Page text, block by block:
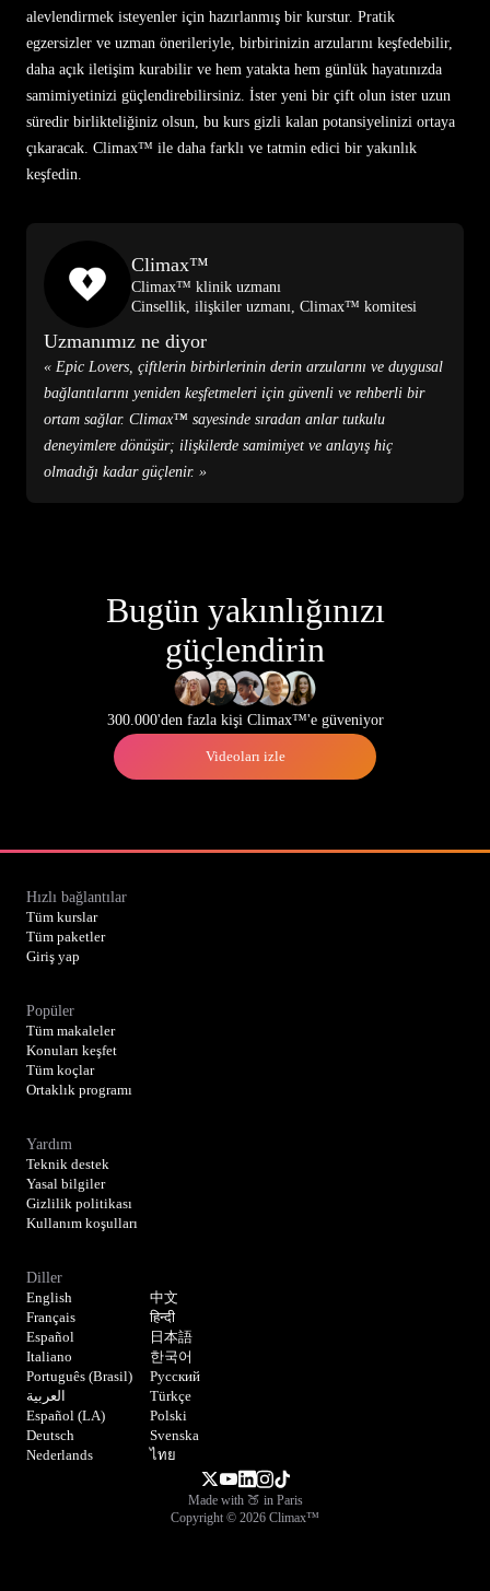
alevlendirmek isteyenler için hazırlanmış bir kurstur. Pratik
egzersizler ve uzman önerileriyle, birbirinizin arzularını keşfedebilir,
daha açık iletişim kurabilir ve hem yatakta hem günlük hayatınızda
samimiyetinizi güçlendirebilirsiniz. İster yeni bir çift olun ister uzun
süredir birlikteliğiniz olsun, bu kurs gizli kalan potansiyelinizi ortaya
çıkaracak. Climax™ ile daha farklı ve tatmin edici bir yakınlık
keşfedin.
Climax™
Climax™ klinik uzmanı
Cinsellik, ilişkiler uzmanı, Climax™ komitesi
Uzmanımız ne diyor
« Epic Lovers, çiftlerin birbirlerinin derin arzularını ve duygusal
bağlantılarını yeniden keşfetmeleri için güvenli ve rehberli bir
ortam sağlar. Climax™ sayesinde sıradan anlar tutkulu
deneyimlere dönüşür; ilişkilerde samimiyet ve anlayış hiç
olmadığı kadar güçlenir. »
Bugün yakınlığınızı
güçlendirin
300.000'den fazla kişi Climax™'e güveniyor
Videoları izle
Hızlı bağlantılar
Tüm kurslar
Tüm paketler
Giriş yap
Popüler
Tüm makaleler
Konuları keşfet
Tüm koçlar
Ortaklık programı
Yardım
Teknik destek
Yasal bilgiler
Gizlilik politikası
Kullanım koşulları
Diller
English
Français
Español
Italiano
Português (Brasil)
العربية
Español (LA)
Deutsch
Nederlands
中文
हिन्दी
日本語
한국어
Русский
Türkçe
Polski
Svenska
ไทย
Made with 🍑 in Paris
Copyright © 2026 Climax™